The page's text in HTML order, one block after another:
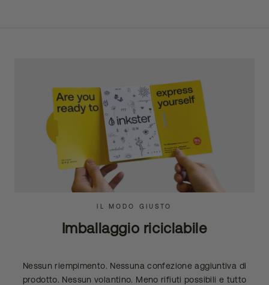
IL MODO GIUSTO
Imballaggio riciclabile
Nessun riempimento. Nessuna confezione aggiuntiva di
prodotto. Nessun volantino. Meno rifiuti possibili e tutto